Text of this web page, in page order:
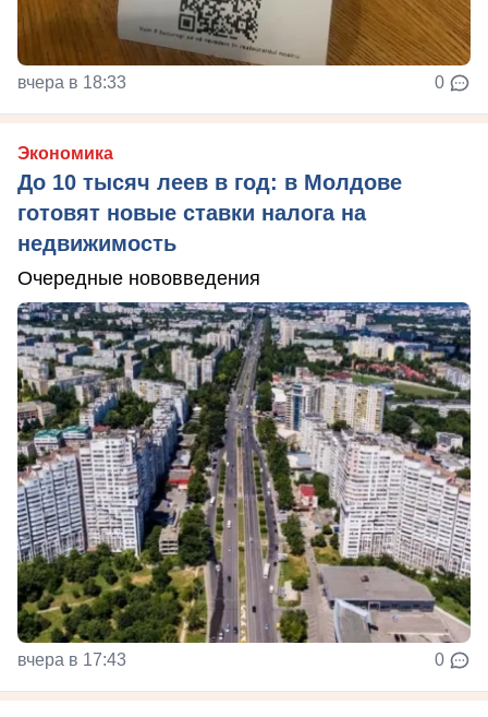
вчера в 18:33 0
Экономика
До 10 тысяч леев в год: в Молдове
готовят новые ставки налога на
недвижимость
Очередные нововведения
вчера в 17:43 0